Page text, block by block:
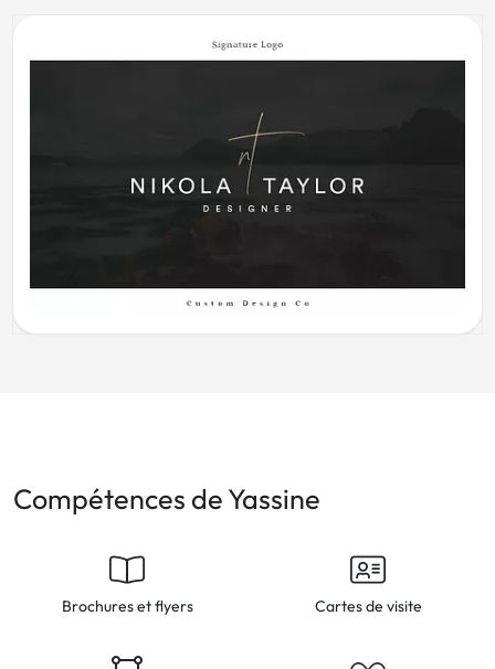
Compétences de Yassine
Brochures et flyers Cartes de visite